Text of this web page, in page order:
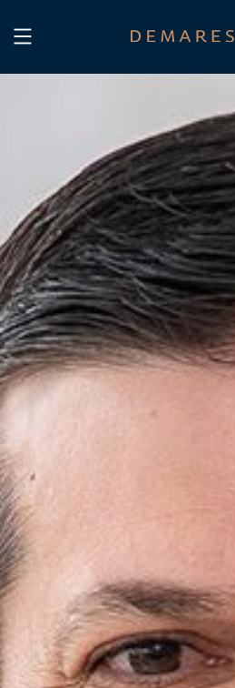
INÍCIO
NÓS, DEMAREST
Nossa história
Sobre nós
Cultura
Profissionais
Carreiras
CONTATO
Fale conosco